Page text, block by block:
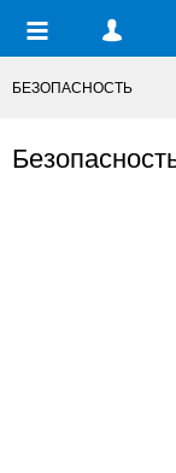
БЕЗОПАСНОСТЬ